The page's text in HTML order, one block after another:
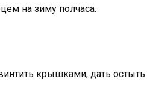
на зиму полчаса.
крышками, дать остыть.